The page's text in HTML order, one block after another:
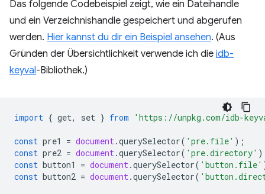
Das folgende Codebeispiel zeigt, wie ein Dateihandle
und ein Verzeichnishandle gespeichert und abgerufen
werden. Hier kannst du dir ein Beispiel ansehen. (Aus
Gründen der Übersichtlichkeit verwende ich die idb-
keyval-Bibliothek.)
import { get, set } from 'https://unpkg.com/idb-
const pre1 = document.querySelector( 'pre.file' );
const pre2 = document.querySelector( 'pre.directory'
const button1 = document.querySelector( 'button.file'
const button2 = document.querySelector(